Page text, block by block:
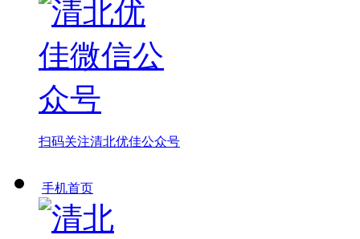
扫码关注清北优佳公众号
手机首页